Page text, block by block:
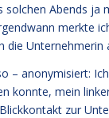
solchen Abends
merkte
die Unternehmerin
– anonymisiert:
konnte, mein
zur